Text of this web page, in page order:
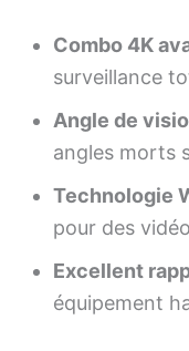
Combo 4K
surveillance
Angle de
angles morts
Technologie
pour des
Excellent
équipement